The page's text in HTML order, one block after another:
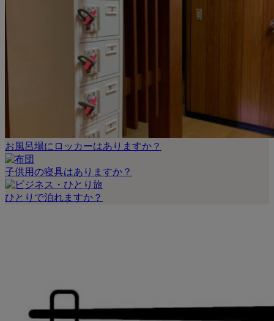
お風呂場にロッカーはありますか？
子供用の寝具はありますか？
ひとりで泊れますか？